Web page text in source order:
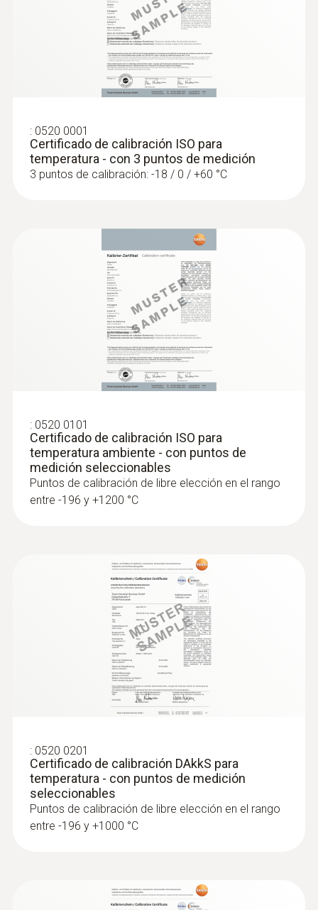
Set combinado para caudal 2 testo 440
con Bluetooth®
Set combinado para el nivel de confort
testo 440 con Bluetooth®
Set de CO₂ testo 440 con Bluetooth®
: 0520 0001
Certificado de calibración ISO para
temperatura - con 3 puntos de medición
3 puntos de calibración: -18 / 0 / +60 °C
: 0520 0101
Certificado de calibración ISO para
temperatura ambiente - con puntos de
medición seleccionables
Puntos de calibración de libre elección en el rango
entre -196 y +1200 °C
: 0520 0201
Certificado de calibración DAkkS para
temperatura - con puntos de medición
seleccionables
Puntos de calibración de libre elección en el rango
entre -196 y +1000 °C